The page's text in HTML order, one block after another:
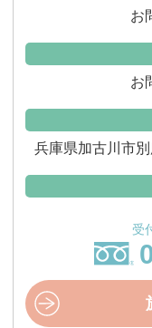
お
お
兵庫県加古川市
受